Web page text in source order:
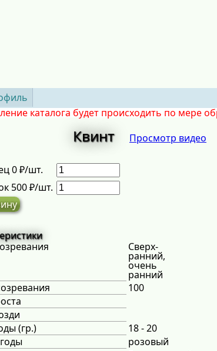
каталога будет происходить по мере
Квинт Просмотр видео
0 ₽/шт.
500 ₽/шт.
Сверх-
ранний,
очень
ранний
100
(гр.)
18 - 20
розовый